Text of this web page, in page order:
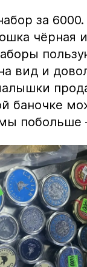
за
чёрная
вид и
баночке
побольше